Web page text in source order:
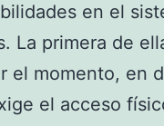
en el
La primera de
el momento, en
el acceso